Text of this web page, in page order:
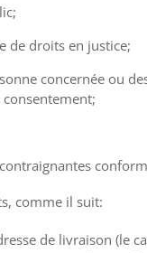
de droits en justice;
concernée ou
comme il suit:
de livraison (le